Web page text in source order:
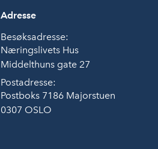
Adresse
Besøksadresse:
Næringslivets Hus
Middelthuns gate 27
Postadresse:
Postboks 7186 Majorstuen
0307 OSLO